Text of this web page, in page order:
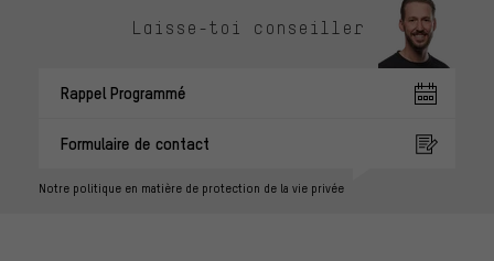
Laisse-toi conseiller
Rappel Programmé
Formulaire de contact
Notre politique en matière de protection de la vie privée